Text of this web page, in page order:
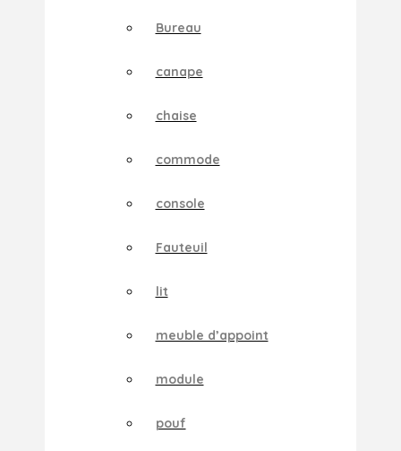
Bureau
canape
chaise
commode
console
Fauteuil
lit
meuble d’appoint
module
pouf